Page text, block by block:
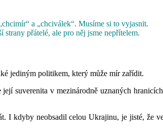
a „chciválek“. Musíme si to vyjasnit.
strany přátelé, ale pro něj jsme nepřítelem.
jediným politikem, který může mír zařídit.
suverenita v mezinárodně uznaných
I kdyby neobsadil celou Ukrajinu, je jisté, že